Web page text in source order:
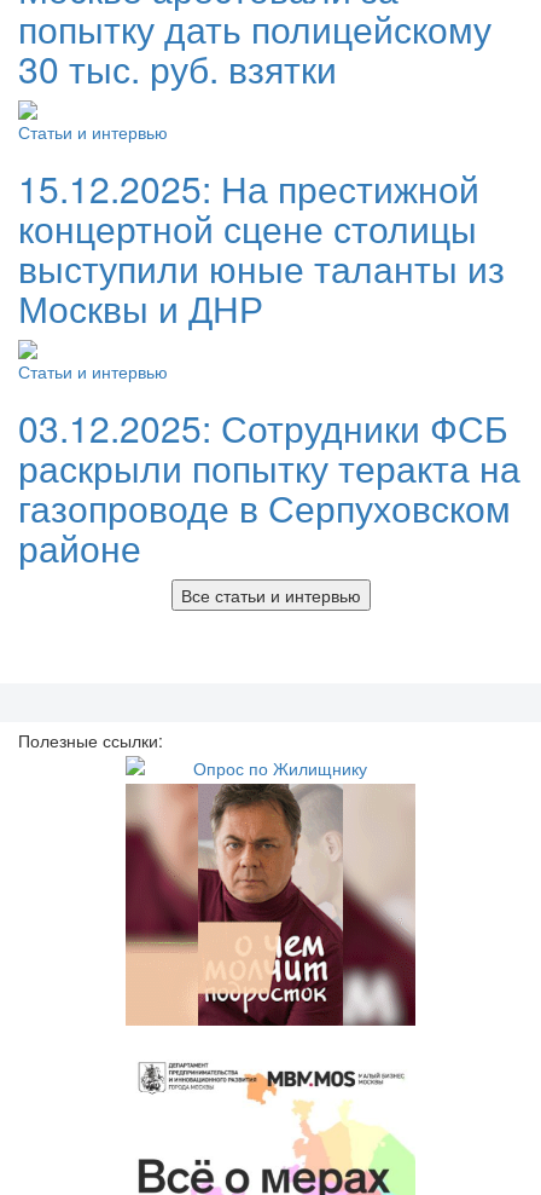
попытку дать полицейскому
30 тыс. руб. взятки
Статьи и интервью
15.12.2025: На престижной
концертной сцене столицы
выступили юные таланты из
Москвы и ДНР
Статьи и интервью
03.12.2025: Сотрудники ФСБ
раскрыли попытку теракта на
газопроводе в Серпуховском
районе
Все статьи и интервью
Полезные ссылки: